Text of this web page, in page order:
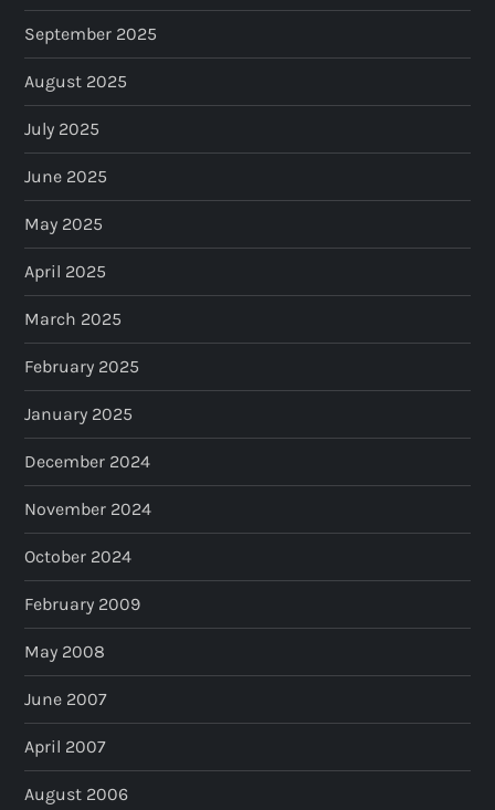
September 2025
August 2025
July 2025
June 2025
May 2025
April 2025
March 2025
February 2025
January 2025
December 2024
November 2024
October 2024
February 2009
May 2008
June 2007
April 2007
August 2006